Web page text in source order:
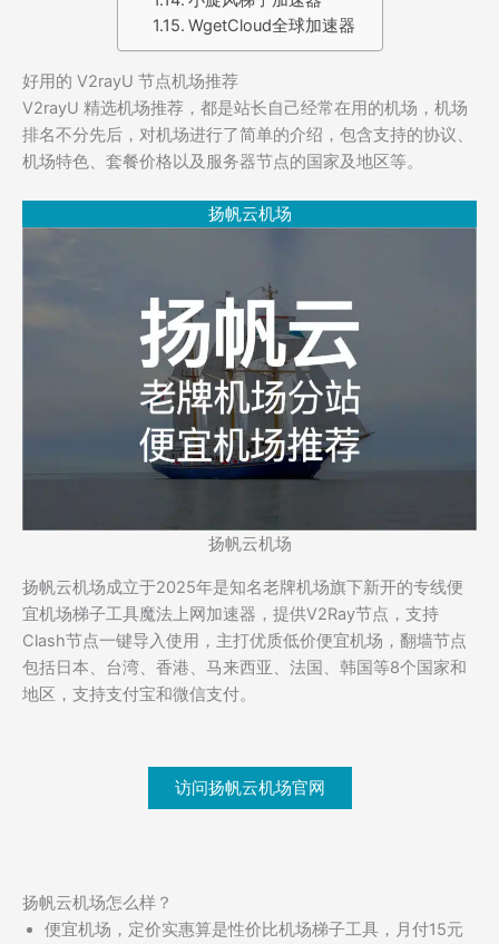
WgetCloud全球加速器
好用的 V2rayU 节点机场推荐
V2rayU 精选机场推荐，都是站长自己经常在用的机场，机场
排名不分先后，对机场进行了简单的介绍，包含支持的协议、
机场特色、套餐价格以及服务器节点的国家及地区等。
扬帆云机场
扬帆云机场
扬帆云机场成立于2025年是知名老牌机场旗下新开的专线便
宜机场梯子工具魔法上网加速器，提供V2Ray节点，支持
Clash节点一键导入使用，主打优质低价便宜机场，翻墙节点
包括日本、台湾、香港、马来西亚、法国、韩国等8个国家和
地区，支持支付宝和微信支付。
访问扬帆云机场官网
扬帆云机场怎么样？
便宜机场，定价实惠算是性价比机场梯子工具，月付15元